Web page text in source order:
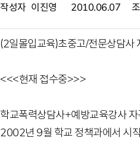
작성자 이진영 2010.06.07
(2일몰입교육)초중고/전문상담사
<<<현재 접수중>>>
학교폭력상담사+예방교육강사
2002년 9월 학교 정책과에서 시